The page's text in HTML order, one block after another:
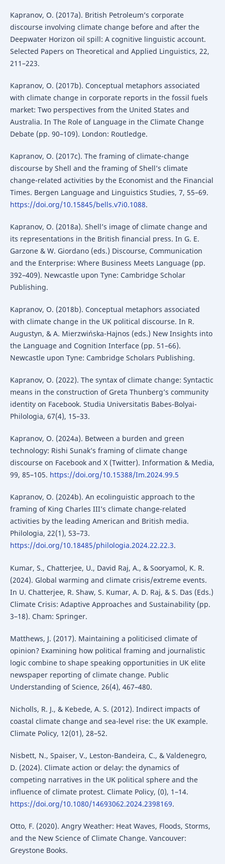
Kapranov, O. (2017a). British Petroleum’s corporate
discourse involving climate change before and after the
Deepwater Horizon oil spill: A cognitive linguistic account.
Selected Papers on Theoretical and Applied Linguistics, 22,
211–223.
Kapranov, O. (2017b). Conceptual metaphors associated
with climate change in corporate reports in the fossil fuels
market: Two perspectives from the United States and
Australia. In The Role of Language in the Climate Change
Debate (pp. 90–109). London: Routledge.
Kapranov, O. (2017c). The framing of climate-change
discourse by Shell and the framing of Shell’s climate
change-related activities by the Economist and the Financial
Times. Bergen Language and Linguistics Studies, 7, 55–69.
https://doi.org/10.15845/bells.v7i0.1088.
Kapranov, O. (2018a). Shell’s image of climate change and
its representations in the British financial press. In G. E.
Garzone & W. Giordano (eds.) Discourse, Communication
and the Enterprise: Where Business Meets Language (pp.
392–409). Newcastle upon Tyne: Cambridge Scholar
Publishing.
Kapranov, O. (2018b). Conceptual metaphors associated
with climate change in the UK political discourse. In R.
Augustyn, & A. Mierzwińska-Hajnos (eds.) New Insights into
the Language and Cognition Interface (pp. 51–66).
Newcastle upon Tyne: Cambridge Scholars Publishing.
Kapranov, O. (2022). The syntax of climate change: Syntactic
means in the construction of Greta Thunberg’s community
identity on Facebook. Studia Universitatis Babes-Bolyai-
Philologia, 67(4), 15–33.
Kapranov, O. (2024a). Between a burden and green
technology: Rishi Sunak’s framing of climate change
discourse on Facebook and X (Twitter). Information & Media,
99, 85–105. https://doi.org/10.15388/Im.2024.99.5
Kapranov, O. (2024b). An ecolinguistic approach to the
framing of King Charles III’s climate change-related
activities by the leading American and British media.
Philologia, 22(1), 53–73.
https://doi.org/10.18485/philologia.2024.22.22.3.
Kumar, S., Chatterjee, U., David Raj, A., & Sooryamol, K. R.
(2024). Global warming and climate crisis/extreme events.
In U. Chatterjee, R. Shaw, S. Kumar, A. D. Raj, & S. Das (Eds.)
Climate Crisis: Adaptive Approaches and Sustainability (pp.
3–18). Cham: Springer.
Matthews, J. (2017). Maintaining a politicised climate of
opinion? Examining how political framing and journalistic
logic combine to shape speaking opportunities in UK elite
newspaper reporting of climate change. Public
Understanding of Science, 26(4), 467–480.
Nicholls, R. J., & Kebede, A. S. (2012). Indirect impacts of
coastal climate change and sea-level rise: the UK example.
Climate Policy, 12(01), 28–52.
Nisbett, N., Spaiser, V., Leston-Bandeira, C., & Valdenegro,
D. (2024). Climate action or delay: the dynamics of
competing narratives in the UK political sphere and the
influence of climate protest. Climate Policy, (0), 1–14.
https://doi.org/10.1080/14693062.2024.2398169.
Otto, F. (2020). Angry Weather: Heat Waves, Floods, Storms,
and the New Science of Climate Change. Vancouver:
Greystone Books.